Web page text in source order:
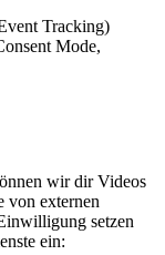
Tracking)
Mode,
wir dir Videos
von externen
setzen
ein: